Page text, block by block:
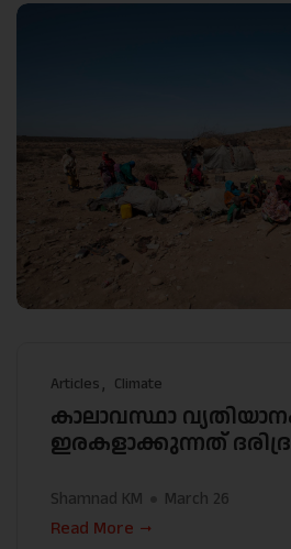
Articles Climate
കാലാവസ്ഥാ
ഇരകളാക്കുന്നത്
Shamnad KM March 26
Read More